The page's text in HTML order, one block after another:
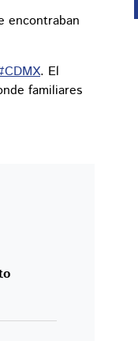
encontraban
. El
familiares